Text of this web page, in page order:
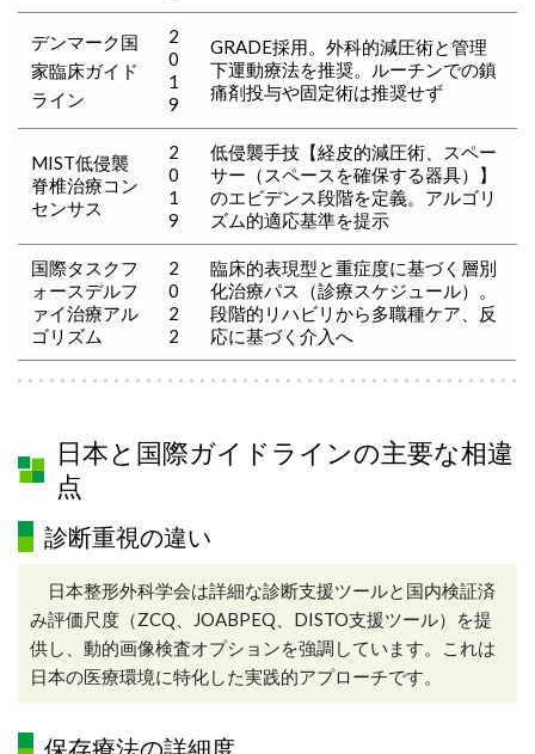
デンマーク国
家臨床ガイド
ライン
2
0
1
9
GRADE採用。外科的減圧術と管理
下運動療法を推奨。ルーチンでの鎮
痛剤投与や固定術は推奨せず
MIST低侵襲
脊椎治療コン
センサス
2
0
1
9
低侵襲手技【経皮的減圧術、スペー
サー（スペースを確保する器具）】
のエビデンス段階を定義。アルゴリ
ズム的適応基準を提示
国際タスクフ
ォースデルフ
ァイ治療アル
ゴリズム
2
0
2
2
臨床的表現型と重症度に基づく層別
化治療パス（診療スケジュール）。
段階的リハビリから多職種ケア、反
応に基づく介入へ
日本と国際ガイドラインの主要な相違
点
診断重視の違い
日本整形外科学会は詳細な診断支援ツールと国内検証済
み評価尺度（ZCQ、JOABPEQ、DISTO支援ツール）を提
供し、動的画像検査オプションを強調しています。これは
日本の医療環境に特化した実践的アプローチです。
保存療法の詳細度